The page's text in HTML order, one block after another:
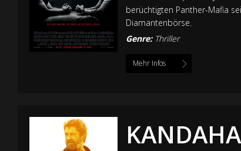
berüchtigten Panther-Mafia
Diamantenbörse.
Genre: Thriller
Mehr Infos